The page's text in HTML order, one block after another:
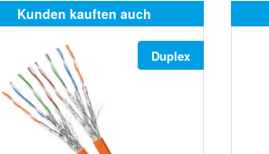
Kunden kauften auch
Duplex